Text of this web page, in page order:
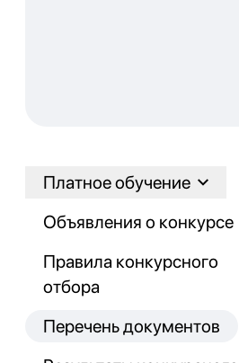
Платное обучение
Объявления о конкурсе
Правила конкурсного
отбора
Перечень документов